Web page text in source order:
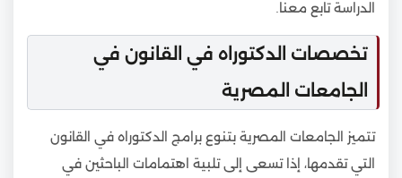
الدراسة تابع معنا.
تخصصات الدكتوراه في القانون في
الجامعات المصرية
تتميز الجامعات المصرية بتنوع برامج الدكتوراه في القانون
التي تقدمها، إذا تسعى إلى تلبية اهتمامات الباحثين في